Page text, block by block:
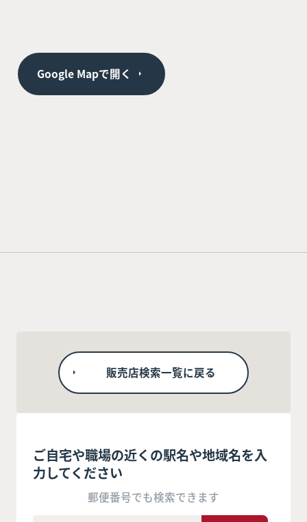
Google Mapで開く
販売店検索一覧に戻る
ご自宅や職場の近くの駅名や地域名を入
力してください
郵便番号でも検索できます